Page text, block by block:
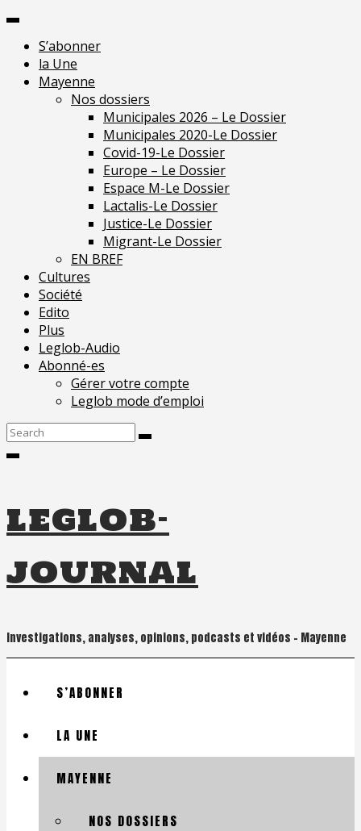
Skip
contentS’abonner
la Une
Mayenne
Nos dossiers
Municipales 2026 – Le Dossier
Municipales 2020-Le Dossier
Covid-19-Le Dossier
Europe – Le Dossier
Espace M-Le Dossier
Lactalis-Le Dossier
Justice-Le Dossier
Migrant-Le Dossier
EN BREF
Cultures
Société
Edito
Plus
Leglob-Audio
Abonné-es
Gérer votre compte
Leglob mode d’emploi
Search
leglob-
journal
Investigations, analyses, opinions, podcasts et vidéos – Mayenne
S’ABONNER
LA UNE
MAYENNE
NOS DOSSIERS
indépendante en
Mayenne